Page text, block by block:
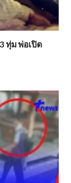
ทุ่ม พ่อเปิด